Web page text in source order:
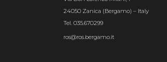
24050 Zanica (Bergamo) – Italy
Tel. 035.670299
ros@ros.bergamo.it